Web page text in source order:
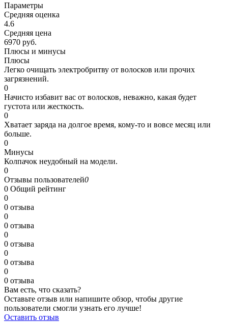
Параметры
Средняя оценка
4.6
Средняя цена
6970 руб.
Плюсы и минусы
Плюсы
Легко очищать электробритву от волосков или прочих
загрязнений.
0
Начисто избавит вас от волосков, неважно, какая будет
густота или жесткость.
0
Хватает заряда на долгое время, кому-то и вовсе месяц или
больше.
0
Минусы
Колпачок неудобный на модели.
0
Отзывы пользователей0
0 Общий рейтинг
0
0 отзыва
0
0 отзыва
0
0 отзыва
0
0 отзыва
0
0 отзыва
Вам есть, что сказать?
Оставьте отзыв или напишите обзор, чтобы другие
пользователи смогли узнать его лучше!
Оставить отзыв